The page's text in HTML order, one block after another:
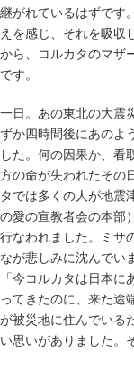
がれているはずです
を感じ、それを吸収
ら、コルカタのマザ
す。
日。あの東北の大震
か四時間後にあのよ
た。何の因果か、看
の命が失われたその
では多くの人が地震
愛の宣教者会の本部
なわれました。ミサ
が悲しみに沈んでい
今コルカタは日本に
てきたのに、来た途
被災地に住んでい
思いがありました